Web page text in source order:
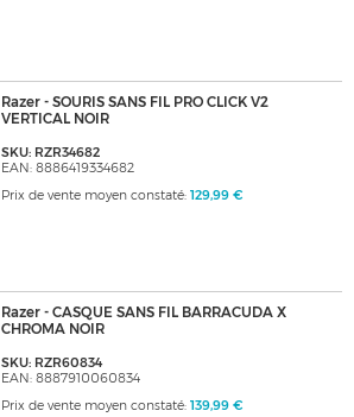
Razer - SOURIS SANS FIL PRO CLICK V2
VERTICAL NOIR
SKU: RZR34682
EAN: 8886419334682
Prix de vente moyen constaté: 129,99 €
Razer - CASQUE SANS FIL BARRACUDA X
CHROMA NOIR
SKU: RZR60834
EAN: 8887910060834
Prix de vente moyen constaté: 139,99 €